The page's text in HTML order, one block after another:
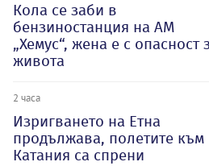
Кола се заби в
бензиностанция на АМ
„Хемус“, жена е с опасност
живота
2 часа
Изригването на Етна
продължава, полетите към
Катания са спрени